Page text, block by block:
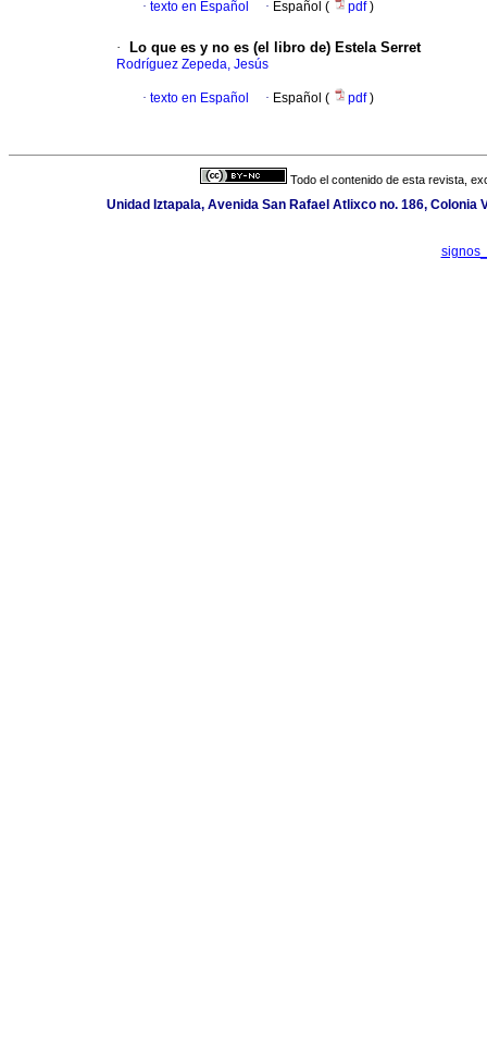
· texto en Español · Español ( pdf)
· Lo que es y no es (el libro de) Estela Serret
Rodríguez Zepeda, Jesús
· texto en Español · Español ( pdf)
Todo el contenido de esta revista,
Unidad Iztapala, Avenida San Rafael Atlixco no. 186, Colonia